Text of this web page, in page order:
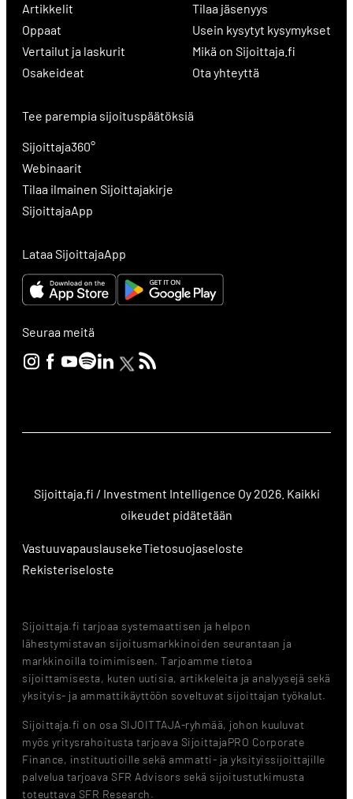
Artikkelit
Oppaat
Vertailut ja laskurit
Osakeideat
Tilaa jäsenyys
Usein kysytyt kysymykset
Mikä on Sijoittaja.fi
Ota yhteyttä
Tee parempia sijoituspäätöksiä
Sijoittaja360°
Webinaarit
Tilaa ilmainen Sijoittajakirje
SijoittajaApp
Lataa SijoittajaApp
Seuraa meitä
Sijoittaja.fi / Investment Intelligence Oy 2026. Kaikki
oikeudet pidätetään
VastuuvapauslausekeTietosuojaseloste
Rekisteriseloste
Sijoittaja.fi tarjoaa systemaattisen ja helpon
lähestymistavan sijoitusmarkkinoiden seurantaan ja
markkinoilla toimimiseen. Tarjoamme tietoa
sijoittamisesta, kuten uutisia, artikkeleita ja analyysejä sekä
yksityis- ja ammattikäyttöön soveltuvat sijoittajan työkalut.
Sijoittaja.fi on osa SIJOITTAJA-ryhmää, johon kuuluvat
myös yritysrahoitusta tarjoava SijoittajaPRO Corporate
Finance, instituutioille sekä ammatti- ja yksityissijoittajille
palvelua tarjoava SFR Advisors sekä sijoitustutkimusta
toteuttava SFR Research.